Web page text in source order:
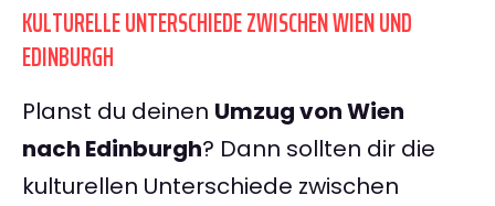
KULTURELLE UNTERSCHIEDE ZWISCHEN WIEN UND
EDINBURGH
Planst du deinen Umzug von Wien
nach Edinburgh? Dann sollten dir die
kulturellen Unterschiede zwischen